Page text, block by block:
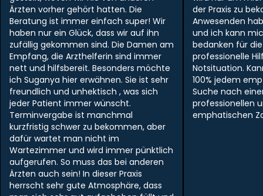
Ärzten vorher gehört hatten. Die
Beratung ist immer einfach super! Wir
haben nur ein Glück, dass wir auf ihn
zufällig gekommen sind. Die Damen am
Empfang, die Arzthelferin sind immer
nett und hilfsbereit. Besonders möchte
ich Suganya hier erwähnen. Sie ist sehr
freundlich und unhektisch , was sich
jeder Patient immer wünscht.
Terminvergabe ist manchmal
kurzfristig schwer zu bekommen, aber
dafür wartet man nicht im
Wartezimmer und wird immer pünktlich
aufgerufen. So muss das bei anderen
Ärzten auch sein! In dieser Praxis
herrscht sehr gute Atmosphäre, dass
der Praxis zu
Anwesenden
und ich kann
bedanken für
professionelle
Notsituation.
100% jedem
Suche nach
professionellen
emphatischen